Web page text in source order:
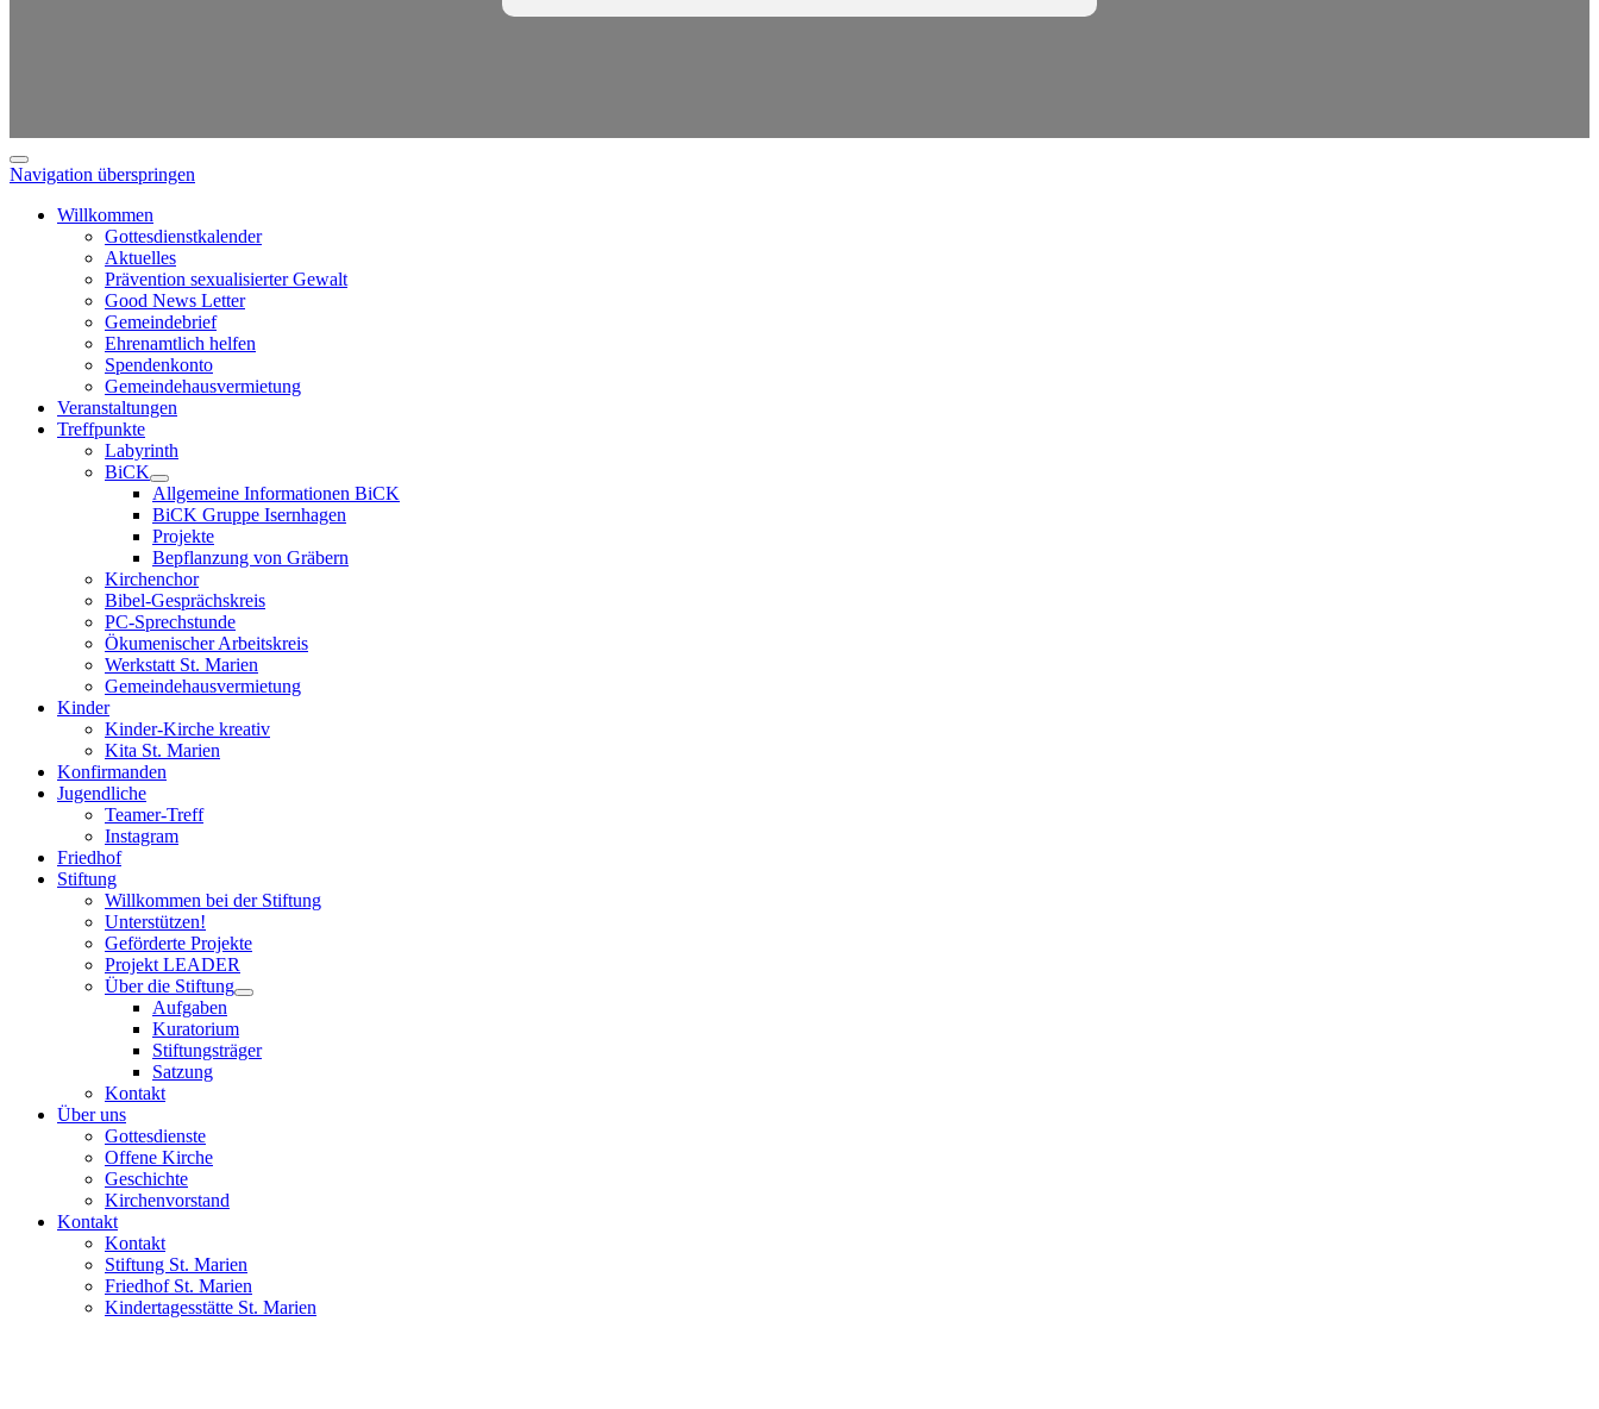
Navigation überspringen
Willkommen
Gottesdienstkalender
Aktuelles
Prävention sexualisierter Gewalt
Good News Letter
Gemeindebrief
Ehrenamtlich helfen
Spendenkonto
Gemeindehausvermietung
Veranstaltungen
Treffpunkte
Labyrinth
BiCK
Allgemeine Informationen BiCK
BiCK Gruppe Isernhagen
Projekte
Bepflanzung von Gräbern
Kirchenchor
Bibel-Gesprächskreis
PC-Sprechstunde
Ökumenischer Arbeitskreis
Werkstatt St. Marien
Gemeindehausvermietung
Kinder
Kinder-Kirche kreativ
Kita St. Marien
Konfirmanden
Jugendliche
Teamer-Treff
Instagram
Friedhof
Stiftung
Willkommen bei der Stiftung
Unterstützen!
Geförderte Projekte
Projekt LEADER
Über die Stiftung
Aufgaben
Kuratorium
Stiftungsträger
Satzung
Kontakt
Über uns
Gottesdienste
Offene Kirche
Geschichte
Kirchenvorstand
Kontakt
Kontakt
Stiftung St. Marien
Friedhof St. Marien
Kindertagesstätte St. Marien